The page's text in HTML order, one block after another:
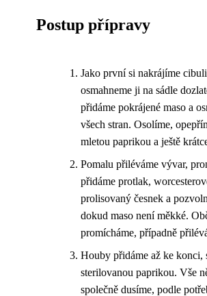
Postup přípravy
Jako první si nakrájíme
osmahneme ji na sádle
přidáme pokrájené maso a
všech stran. Osolíme,
mletou paprikou a ještě
Pomalu přiléváme vývar,
přidáme protlak,
prolisovaný česnek a
dokud maso není měkké.
promícháme, případně
Houby přidáme až ke konci,
sterilovanou paprikou. Vše
společně dusíme, podle